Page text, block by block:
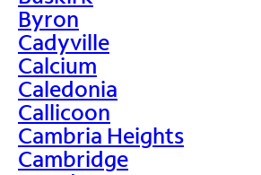
Byron
Cadyville
Calcium
Caledonia
Callicoon
Cambria Heights
Cambridge